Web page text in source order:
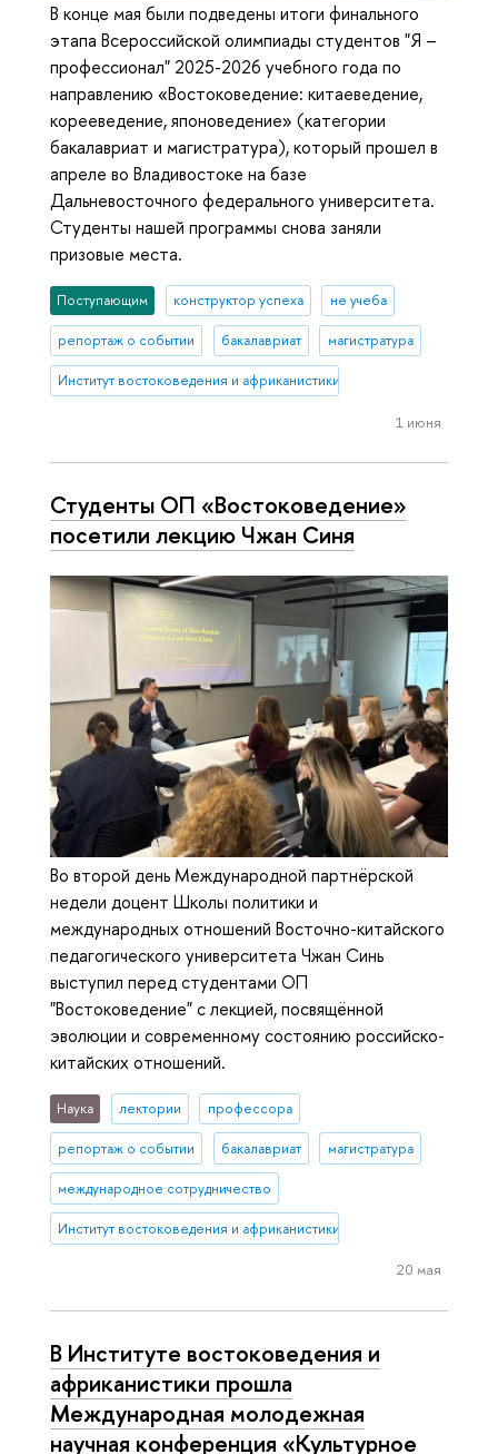
В конце мая были подведены итоги финального
этапа Всероссийской олимпиады студентов "Я –
профессионал" 2025-2026 учебного года по
направлению «Востоковедение: китаеведение,
корееведение, японоведение» (категории
бакалавриат и магистратура), который прошел в
апреле во Владивостоке на базе
Дальневосточного федерального университета.
Студенты нашей программы снова заняли
призовые места.
Поступающим конструктор успеха не учеба
репортаж о событии бакалавриат магистратура
Институт востоковедения и африканистики
1 июня
Студенты ОП «Востоковедение»
посетили лекцию Чжан Синя
Во второй день Международной партнёрской
недели доцент Школы политики и
международных отношений Восточно-китайского
педагогического университета Чжан Синь
выступил перед студентами ОП
"Востоковедение" с лекцией, посвящённой
эволюции и современному состоянию российско-
китайских отношений.
Наука лектории профессора
репортаж о событии бакалавриат магистратура
международное сотрудничество
Институт востоковедения и африканистики
20 мая
В Институте востоковедения и
африканистики прошла
Международная молодежная
научная конференция «Культурное